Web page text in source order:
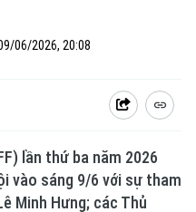
06/2026, 20:08
lần thứ ba năm 2026
vào sáng 9/6 với sự tham
Minh Hưng; các Thủ